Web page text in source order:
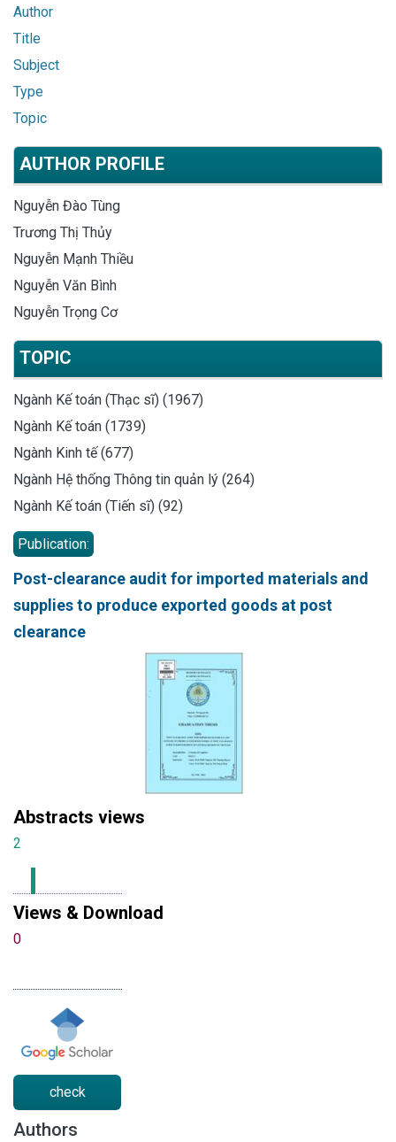
Author
Title
Subject
Type
Topic
AUTHOR PROFILE
Nguyễn Đào Tùng
Trương Thị Thủy
Nguyễn Mạnh Thiều
Nguyễn Văn Bình
Nguyễn Trọng Cơ
TOPIC
Ngành Kế toán (Thạc sĩ) (1967)
Ngành Kế toán (1739)
Ngành Kinh tế (677)
Ngành Hệ thống Thông tin quản lý (264)
Ngành Kế toán (Tiến sĩ) (92)
Publication:
Post-clearance audit for imported materials and
supplies to produce exported goods at post
clearance
Abstracts views
2
Views & Download
0
check
Authors